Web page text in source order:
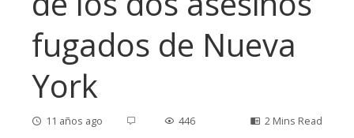
fugados de Nueva
York
11 años ago 446 2 Mins Read